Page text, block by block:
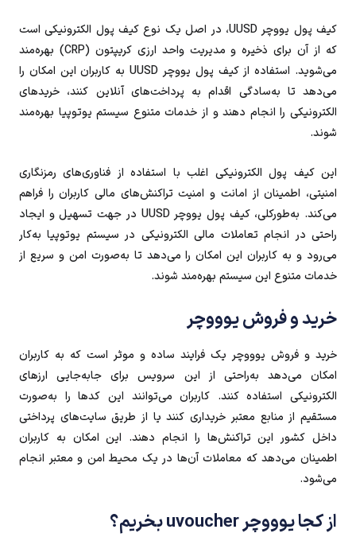
کیف پول یووچر UUSD، در اصل یک نوع کیف پول الکترونیکی است
که از آن برای ذخیره و مدیریت واحد ارزی کریپتون (CRP) بهره‌مند
می‌شوید. استفاده از کیف پول یووچر UUSD به کاربران این امکان را
می‌دهد تا به‌سادگی اقدام به پرداخت‌های آنلاین کنند، خریدهای
الکترونیکی را انجام دهند و از خدمات متنوع سیستم یوتوپیا بهره‌مند
شوند.
این کیف پول الکترونیکی اغلب با استفاده از فناوری‌های رمزنگاری
امنیتی، اطمینان از امانت و امنیت تراکنش‌های مالی کاربران را فراهم
می‌کند. به‌طورکلی، کیف پول یووچر UUSD در جهت تسهیل و ایجاد
راحتی در انجام تعاملات مالی الکترونیکی در سیستم یوتوپیا به‌کار
می‌رود و به کاربران این امکان را می‌دهد تا به‌صورت امن و سریع از
خدمات متنوع این سیستم بهره‌مند شوند.
خرید و فروش یوووچر
خرید و فروش یوووچر یک فرایند ساده و موثر است که به کاربران
امکان می‌دهد به‌راحتی از این سرویس برای جابه‌جایی ارزهای
الکترونیکی استفاده کنند. کاربران می‌توانند این کدها را به‌صورت
مستقیم از منابع معتبر خریداری کنند یا از طریق سایت‌های پرداختی
داخل کشور این تراکنش‌ها را انجام دهند. این امکان به کاربران
اطمینان می‌دهد که معاملات آن‌ها در یک محیط امن و معتبر انجام
می‌شود.
از کجا یوووچر uvoucher بخریم؟